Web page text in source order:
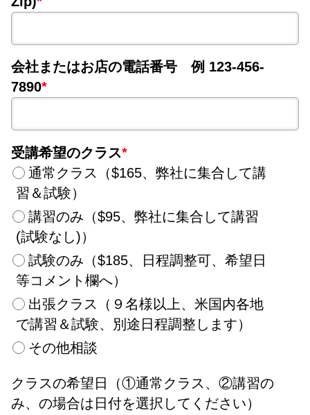
会社またはお店の電話番号 例 123-456-
7890*
受講希望のクラス*
通常クラス（$165、弊社に集合して講
習＆試験）
講習のみ（$95、弊社に集合して講習
(試験なし)）
試験のみ（$185、日程調整可、希望日
等コメント欄へ）
出張クラス（９名様以上、米国内各地
で講習＆試験、別途日程調整します）
その他相談
クラスの希望日（①通常クラス、②講習の
み、の場合は日付を選択してください）